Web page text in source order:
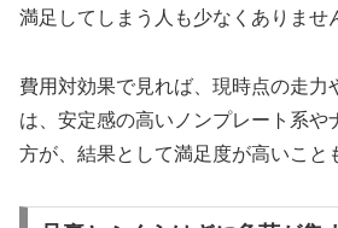
満足してしまう人も少なくありませ
費用対効果で見れば、現時点の走力
は、安定感の高いノンプレート系や
方が、結果として満足度が高いこと